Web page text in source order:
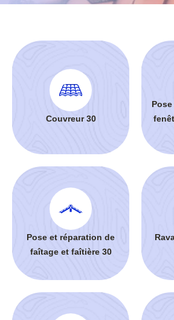
Couvreur 30
Pose et réparation de
faîtage et faîtière 30